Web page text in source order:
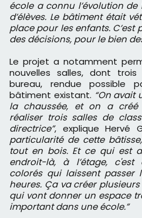
école a connu l’évolution
d’élèves. Le bâtiment était
place pour les enfants.
des décisions, pour le bien
Le projet a notamment
nouvelles salles, dont
bureau, rendue possible
bâtiment existant. “On avait
la chaussée, et on a créé
réaliser trois salles de
directrice”, explique Hervé
particularité de cette
tout en bois. Et ce qui est
endroit-là, à l’étage,
colorés qui laissent passer
heures. Ça va créer
qui vont donner un espace
important dans une école.”